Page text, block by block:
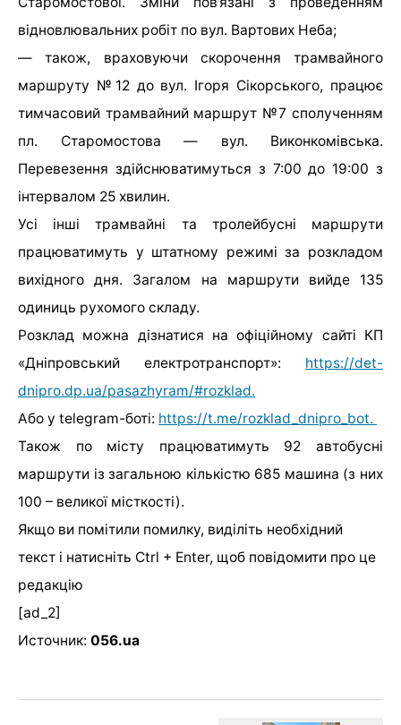
відновлювальних робіт по вул. Вартових Неба;
— також, враховуючи скорочення трамвайного
маршруту №12 до вул. Ігоря Сікорського, працює
тимчасовий трамвайний маршрут №7 сполученням
пл. Старомостова — вул. Виконкомівська.
Перевезення здійснюватимуться з 7:00 до 19:00 з
інтервалом 25 хвилин.
Усі інші трамвайні та тролейбусні маршрути
працюватимуть у штатному режимі за розкладом
вихідного дня. Загалом на маршрути вийде 135
одиниць рухомого складу.
Розклад можна дізнатися на офіційному сайті КП
«Дніпровський електротранспорт»: https://det-
dnipro.dp.ua/pasazhyram/#rozklad.
Або у telegram-боті: https://t.me/rozklad_dnipro_bot.
Також по місту працюватимуть 92 автобусні
маршрути із загальною кількістю 685 машина (з них
100 – великої місткості).
Якщо ви помітили помилку, виділіть необхідний
текст і натисніть Ctrl + Enter, щоб повідомити про це
редакцію
[ad_2]
Источник: 056.ua